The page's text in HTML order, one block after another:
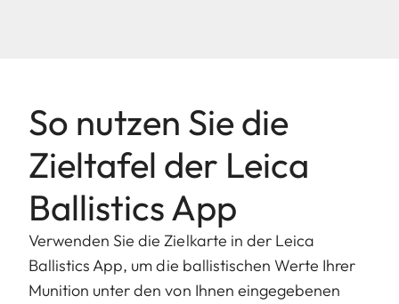
So nutzen Sie die
Zieltafel der Leica
Ballistics App
Verwenden Sie die Zielkarte in der Leica
Ballistics App, um die ballistischen Werte Ihrer
Munition unter den von Ihnen eingegebenen